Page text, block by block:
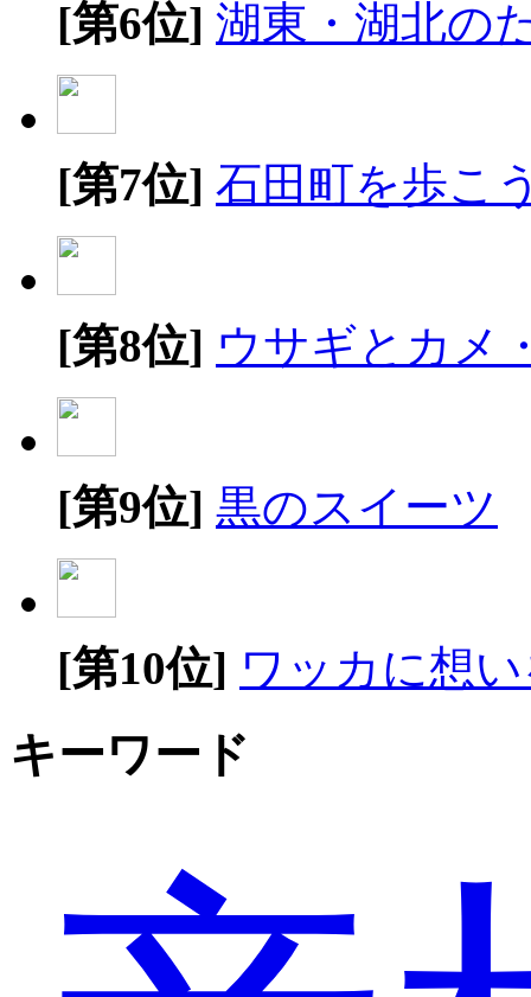
[第6位] 湖東・湖北の
[第7位] 石田町を歩こ
[第8位] ウサギとカメ
[第9位] 黒のスイーツ
[第10位] ワッカに想
キーワード